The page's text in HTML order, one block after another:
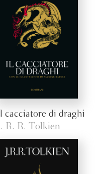
Il cacciatore di draghi
J. R. R. Tolkien